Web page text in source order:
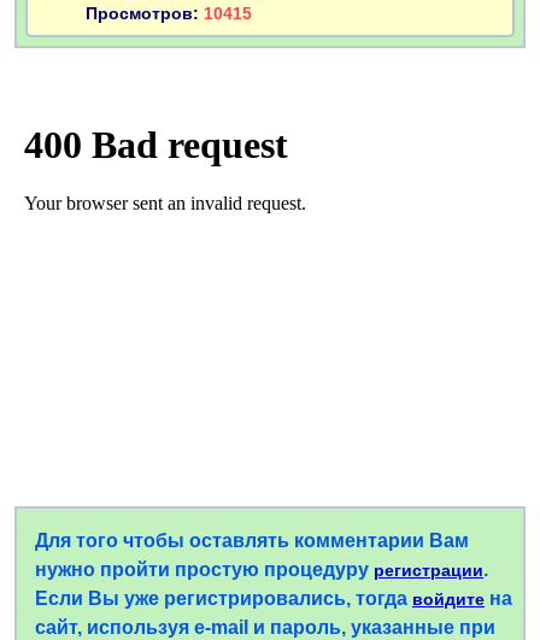
Просмотров: 10415
Для того чтобы оставлять комментарии Вам
нужно пройти простую процедуру регистрации.
Если Вы уже регистрировались, тогда войдите на
сайт, используя e-mail и пароль, указанные при